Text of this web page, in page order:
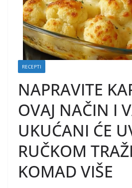
RECEPTI
NAPRAVITE
OVAJ NAČIN I
UKUĆANI ĆE
RUČKOM
KOMAD VIŠE